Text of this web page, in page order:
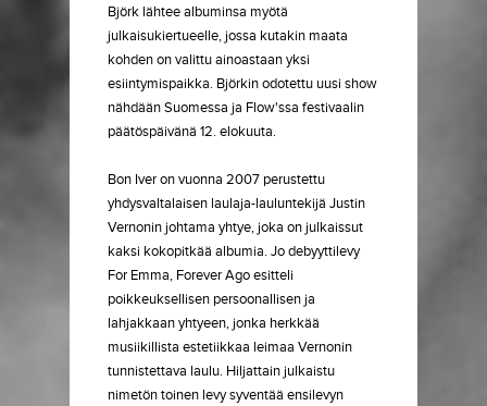
Björk lähtee albuminsa myötä
julkaisukiertueelle, jossa kutakin maata
kohden on valittu ainoastaan yksi
esiintymispaikka. Björkin odotettu uusi show
nähdään Suomessa ja Flow'ssa festivaalin
päätöspäivänä 12. elokuuta.
Bon Iver on vuonna 2007 perustettu
yhdysvaltalaisen laulaja-lauluntekijä Justin
Vernonin johtama yhtye, joka on julkaissut
kaksi kokopitkää albumia. Jo debyyttilevy
For Emma, Forever Ago esitteli
poikkeuksellisen persoonallisen ja
lahjakkaan yhtyeen, jonka herkkää
musiikillista estetiikkaa leimaa Vernonin
tunnistettava laulu. Hiljattain julkaistu
nimetön toinen levy syventää ensilevyn